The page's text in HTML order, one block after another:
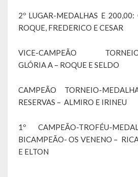
A História da Comunidade Católica
de Vila Seca
A História da Comunidade Evangélica
A história da Comunidade Católica São
A História da Comunidade Evangélica
A história marcante do Grêmio
de paixão e muitas conquistas
2º LUGAR-MEDALHAS E 200,00:
ROQUE, FREDERICO E CESAR
VICE-CAMPEÃO TORNEIO-
GLÓRIA A – ROQUE E SELDO
CAMPEÃO TORNEIO-
RESERVAS – ALMIRO E IRINEU
1º CAMPEÃO-TROFÉU-
BICAMPEÃO- OS VENENO –
E ELTON